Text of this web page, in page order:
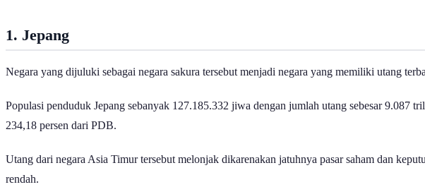
1. Jepang
Negara yang dijuluki sebagai negara sakura tersebut menjadi negara yang memiliki utang
Populasi penduduk Jepang sebanyak 127.185.332 jiwa dengan jumlah utang sebesar 9.087
234,18 persen dari PDB.
Utang dari negara Asia Timur tersebut melonjak dikarenakan jatuhnya pasar saham dan
rendah.